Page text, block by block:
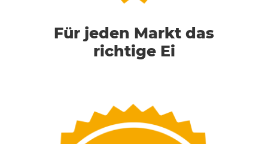
Für jeden Markt das
richtige Ei